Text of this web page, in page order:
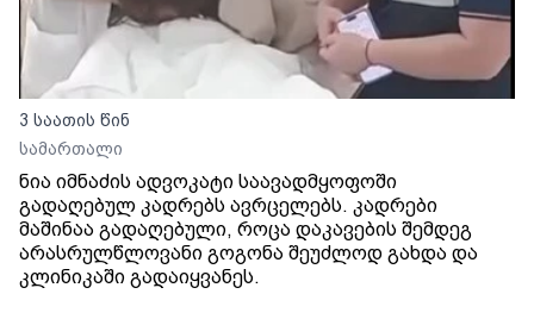
3 საათის წინ
სამართალი
ნია იმნაძის ადვოკატი საავადმყოფოში
გადაღებულ კადრებს ავრცელებს. კადრები
მაშინაა გადაღებული, როცა დაკავების შემდეგ
არასრულწლოვანი გოგონა შეუძლოდ გახდა და
კლინიკაში გადაიყვანეს.